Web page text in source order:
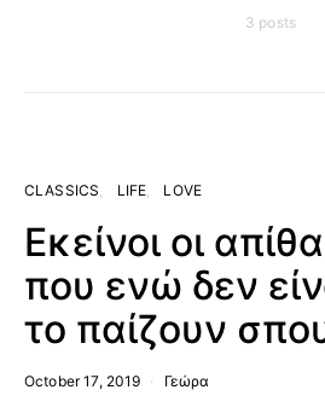
3 posts
CLASSICS LIFE LOVE
Εκείνοι οι
που ενώ δεν
το παίζουν
October 17, 2019 Γεώρα